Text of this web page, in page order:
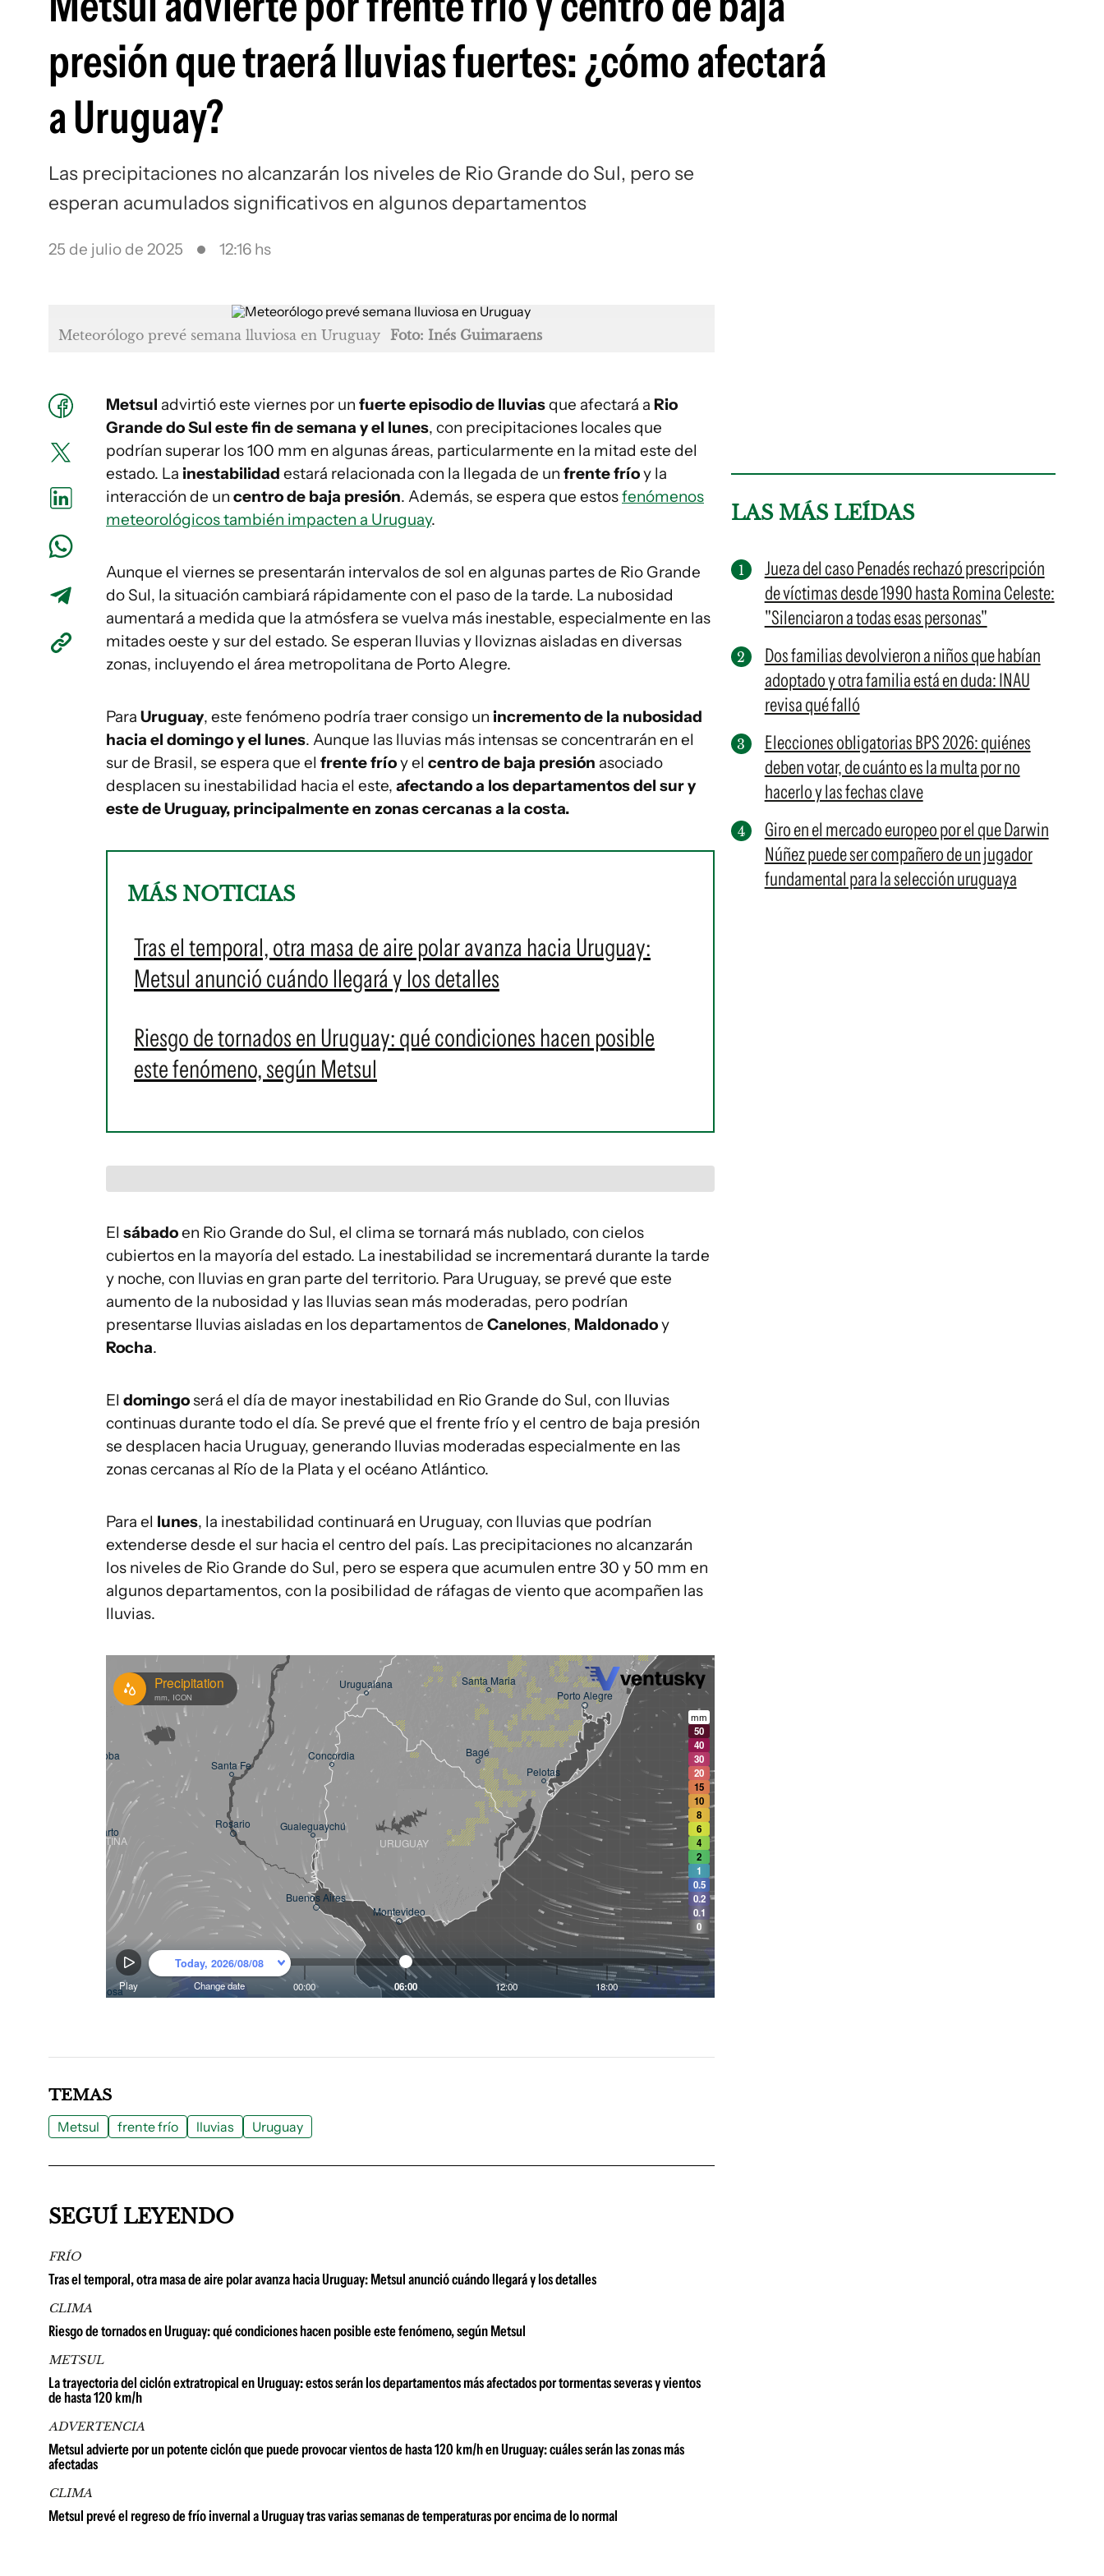
presión que traerá lluvias fuertes: ¿cómo afectará
a Uruguay?
Las precipitaciones no alcanzarán los niveles de Rio Grande do Sul, pero se
esperan acumulados significativos en algunos departamentos
25 de julio de 2025 12:16 hs
Meteorólogo prevé semana lluviosa en Uruguay Foto: Inés Guimaraens
Metsul advirtió este viernes por un fuerte episodio de lluviasque afectará a Rio
Grande do Sul este fin de semana y el lunes, con precipitaciones locales que
podrían superar los 100 mm en algunas áreas, particularmente en la mitad este del
estado. La inestabilidad estará relacionada con la llegada de un frente fríoy la
interacción de un centro de baja presión. Además, se espera que estosfenómenos
meteorológicos también impacten a Uruguay.
Aunque el viernes se presentarán intervalos de sol en algunas partes de Rio Grande
do Sul, la situación cambiará rápidamente con el paso de la tarde. La nubosidad
aumentará a medida que la atmósfera se vuelva más inestable, especialmente en las
mitades oeste y sur del estado. Se esperan lluvias y lloviznas aisladas en diversas
zonas, incluyendo el área metropolitana de Porto Alegre.
Para Uruguay, este fenómeno podría traer consigo un incremento de la nubosidad
hacia el domingo y el lunes. Aunque las lluvias más intensas se concentrarán en el
sur de Brasil, se espera que el frente fríoy el centro de baja presión asociado
desplacen su inestabilidad hacia el este, afectando a los departamentos del sur y
este de Uruguay, principalmente en zonas cercanas a la costa.
MÁS NOTICIAS
Tras el temporal, otra masa de aire polar avanza hacia Uruguay:
Metsul anunció cuándo llegará y los detalles
Riesgo de tornados en Uruguay: qué condiciones hacen posible
este fenómeno, según Metsul
El sábadoen Rio Grande do Sul, el clima se tornará más nublado, con cielos
cubiertos en la mayoría del estado. La inestabilidad se incrementará durante la tarde
y noche, con lluvias en gran parte del territorio. Para Uruguay, se prevé que este
aumento de la nubosidad y las lluvias sean más moderadas, pero podrían
presentarse lluvias aisladas en los departamentos de Canelones, Maldonadoy
Rocha.
El domingoserá el día de mayor inestabilidad en Rio Grande do Sul, con lluvias
continuas durante todo el día. Se prevé que el frente frío y el centro de baja presión
se desplacen hacia Uruguay, generando lluvias moderadas especialmente en las
zonas cercanas al Río de la Plata y el océano Atlántico.
Para el lunes, la inestabilidad continuará en Uruguay, con lluvias que podrían
extenderse desde el sur hacia el centro del país. Las precipitaciones no alcanzarán
los niveles de Rio Grande do Sul, pero se espera que acumulen entre 30 y 50 mm en
algunos departamentos, con la posibilidad de ráfagas de viento que acompañen las
lluvias.
LAS MÁS LEÍDAS
Jueza del caso Penadés rechazó prescripción
de víctimas desde 1990 hasta Romina Celeste:
"Silenciaron a todas esas personas"
Dos familias devolvieron a niños que habían
adoptado y otra familia está en duda: INAU
revisa qué falló
Elecciones obligatorias BPS 2026: quiénes
deben votar, de cuánto es la multa por no
hacerlo y las fechas clave
Giro en el mercado europeo por el que Darwin
Núñez puede ser compañero de un jugador
fundamental para la selección uruguaya
TEMAS
Metsul frente frío lluvias Uruguay
SEGUÍ LEYENDO
FRÍO
Tras el temporal, otra masa de aire polar avanza hacia Uruguay: Metsul anunció cuándo llegará y los detalles
CLIMA
Riesgo de tornados en Uruguay: qué condiciones hacen posible este fenómeno, según Metsul
METSUL
La trayectoria del ciclón extratropical en Uruguay: estos serán los departamentos más afectados por tormentas severas y vientos
de hasta 120 km/h
ADVERTENCIA
Metsul advierte por un potente ciclón que puede provocar vientos de hasta 120 km/h en Uruguay: cuáles serán las zonas más
afectadas
CLIMA
Metsul prevé el regreso de frío invernal a Uruguay tras varias semanas de temperaturas por encima de lo normal